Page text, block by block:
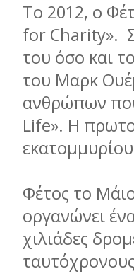
Το 2012, ο
for Charity».
του όσο και
του Μαρκ
ανθρώπων
Life». Η
Φέτος το
οργανώνει
χιλιάδες